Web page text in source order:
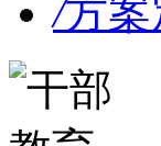
/方案